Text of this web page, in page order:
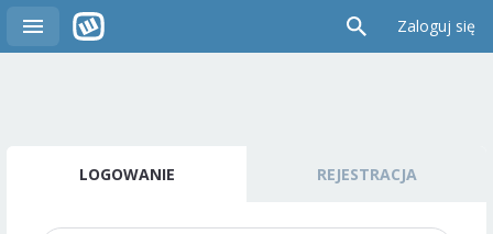
Zaloguj się
LOGOWANIE REJESTRACJA